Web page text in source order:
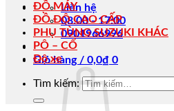
Liên hệ
08:00 - 17:00
0901966996
Giỏ hàng / 0,0₫ 0
ĐỒ MÁY
ĐỒ ĐỘ CAO CẤP
PHỤ TÙNG SUZUKI KHÁC
PÔ – CỔ
Độ xe
Tìm kiếm: